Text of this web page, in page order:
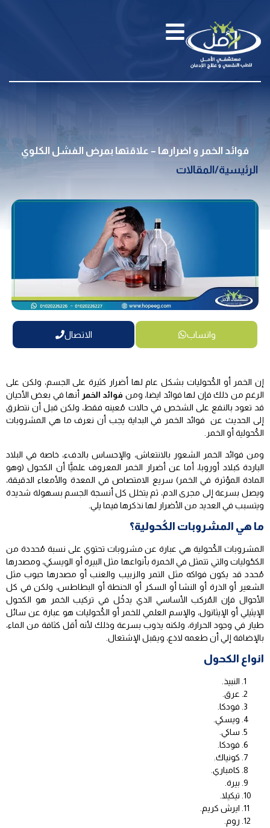
فوائد الخمر و اضرارها – علاقتها بمرض الفشل الكلوي
الرئيسية/المقالات
واتساب الاتصال
إن الخمر أو الكُحوليات بشكل عام لها أضرار كثيرة على الجسم، ولكن على
الرغم من ذلك فإن لها فوائد ايضا، ومن فوائد الخمر أنها في بعض الأحيان
قد تعود بالنفع على الشخص في حالات مُعينه فقط، ولكن قبل أن نتطرق
إلى الحديث عن فوائد الخمر في البداية يجب أن نعرف ما هي المشروبات
الكُحولية أو الخمر.
ومن فوائد الخمر الشعور بالانتعاش، والإحساس بالدفء، خاصة في البلاد
الباردة كبلاد أوروبا، أما عن أضرار الخمر المعروف علميًّا أن الكحول (وهو
المادة المؤثرة في الخمر) سريع الامتصاص في المعدة والأمعاء الدقيقة،
ويصل بسرعة إلى مجرى الدم، ثم يتخلل كل أنسجة الجسم بسهولة شديدة
ويتسبب في العديد من الأضرار لها نذكرها فيما يلي.
ما هي المشروبات الكُحولية؟
المشروبات الكُحولية هي عبارة عن مشروبات تحتوي على نسبة مُحددة من
الكحُوليات والتي تتمثل في الخمرة بأنواعها مثل البيرة أو الويسكي، ومصدرها
مُحدد قد يكون فواكه مثل التمر والزبيب والعنب أو مصدرها حبوب مثل
الشعير أو الذرة أو النشا أو السكر أو الحنطة أو البطاطس، ولكن في كل
الأحوال فإن المُركب الأساسي الذي يدخُل في تركيب الخمر هو الكحول
الإيثيلي أو الإيثانول، والإسم العلمي للخمر أو الكُحوليات هو عبارة عن سائل
طيار في وجود الحرارة، ولكنه يذوب بسرعة وذلك لأنه أقل كثافة من الماء،
بالإضافة إلي أن طعمه لاذع، ويقبل الإشتعال.
انواع الكحول
النبيذ.
عرق.
فودكا.
ويسكي.
ساكي.
فودكا.
كونياك.
كامباري.
بيرة.
تيكيلا.
ايرش كريم.
روم.